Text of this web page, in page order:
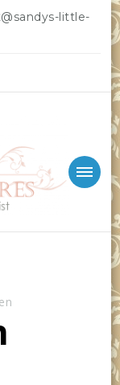
little-